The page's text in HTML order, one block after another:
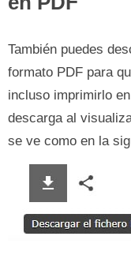
También puedes
formato PDF para
incluso imprimirlo
descarga al
se ve como en la